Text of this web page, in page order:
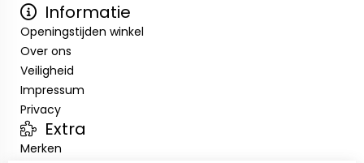
Informatie
Openingstijden winkel
Over ons
Veiligheid
Impressum
Privacy
Extra
Merken